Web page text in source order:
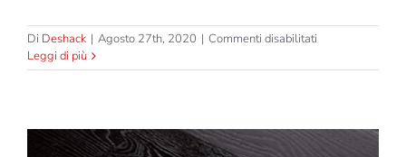
Di Deshack | Agosto 27th, 2020 | Commenti disabilitati
–
Leggi di più